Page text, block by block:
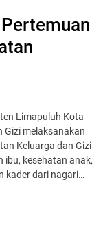
Limapuluh Kota
Gizi melaksanakan
Keluarga dan Gizi
ibu, kesehatan anak,
kader dari nagari…